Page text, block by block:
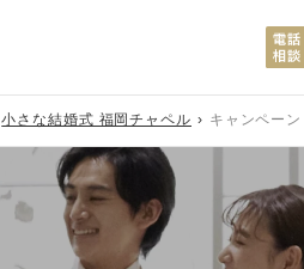
小さな結婚式 福岡チャペル キャンペー